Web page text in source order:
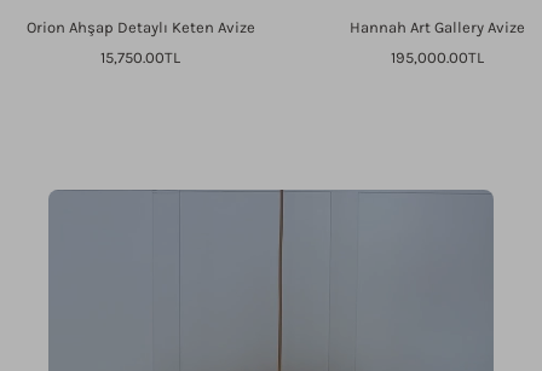
Orion Ahşap Detaylı Keten Avize
İndirimli
15,750.00TL
Hannah Art Gallery Avize
İndirimli
195,000.00TL